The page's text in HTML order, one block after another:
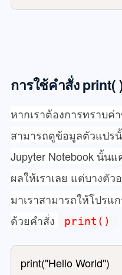
การใช้คำสั่ง print(
หากเราต้องการทราบค่
สามารถดูข้อมูลตัวแปร
Jupyter Notebook นั้น
ผลให้เราเลย แต่บางตัว
มาเราสามารถให้โปรแ
ด้วยคำสั่ง
print()
print("Hello World")